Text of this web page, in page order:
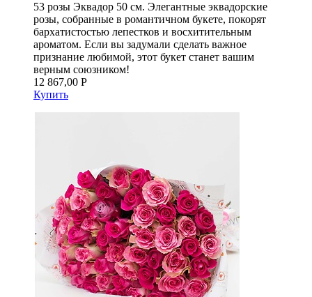
53 розы Эквадор 50 см. Элегантные эквадорские
розы, собранные в романтичном букете, покорят
бархатистостью лепестков и восхитительным
ароматом. Если вы задумали сделать важное
признание любимой, этот букет станет вашим
верным союзником!
12 867,00 Р
Купить